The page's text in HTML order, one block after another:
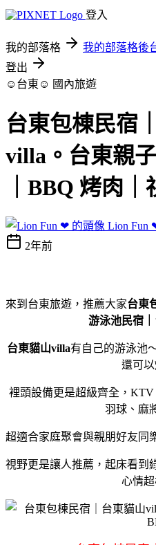
登入
我的部落格 我的部落格後
登出
☺台東☺ 國內旅遊
台東包棟民宿
villa。台東親
｜BBQ 烤肉
Lion Fun
2年前
來到台東旅遊，推薦大家台東
游泳池民宿
台東貓山villa有自己的游泳池
還可
裡頭設備更是超級齊全，
羽球、麻
超適合家庭聚會與親朋好友同
視野更是讓人推薦，起床看到
心情超